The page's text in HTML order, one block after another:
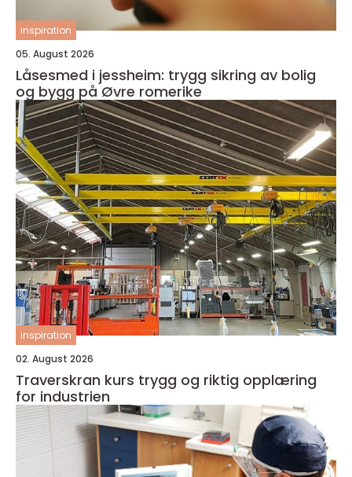
inspiration
05. August 2026
Låsesmed i jessheim: trygg sikring av bolig
og bygg på Øvre romerike
inspiration
02. August 2026
Traverskran kurs trygg og riktig opplæring
for industrien